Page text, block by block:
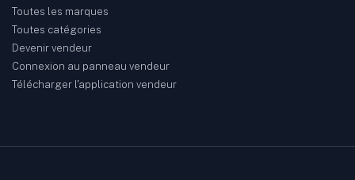
Toutes les marques
Toutes catégories
Devenir vendeur
Connexion au panneau vendeur
Télécharger l'application vendeur